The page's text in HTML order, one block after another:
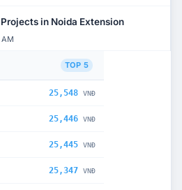
in Noida Extension
AM
TOP 5
25,548 VNĐ
25,446 VNĐ
25,445 VNĐ
25,347 VNĐ